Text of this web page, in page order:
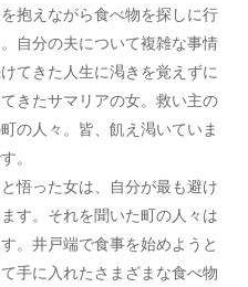
抱えながら食べ物を探しに行
自分の夫について複雑な事情
てきた人生に渇きを覚えずに
きたサマリアの女。救い主の
の人々。皆、飢え渇いていま
。
悟った女は、自分が最も避け
す。それを聞いた町の人々は
。井戸端で食事を始めようと
手に入れたさまざまな食べ物